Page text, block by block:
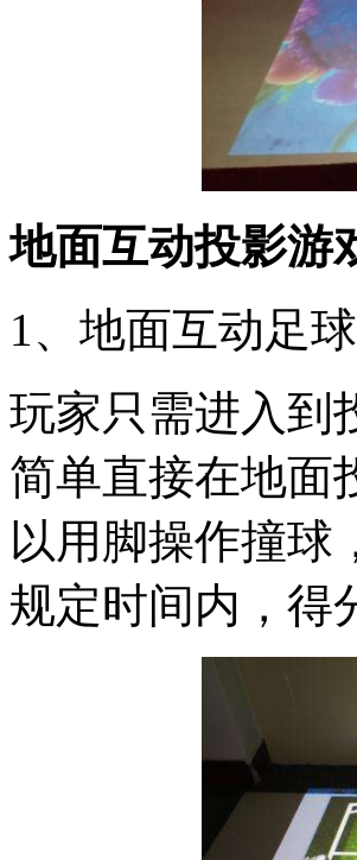
地面互动投影游
1、地面互动足球
玩家只需进入到
简单直接在地面
以用脚操作撞球
规定时间内，得